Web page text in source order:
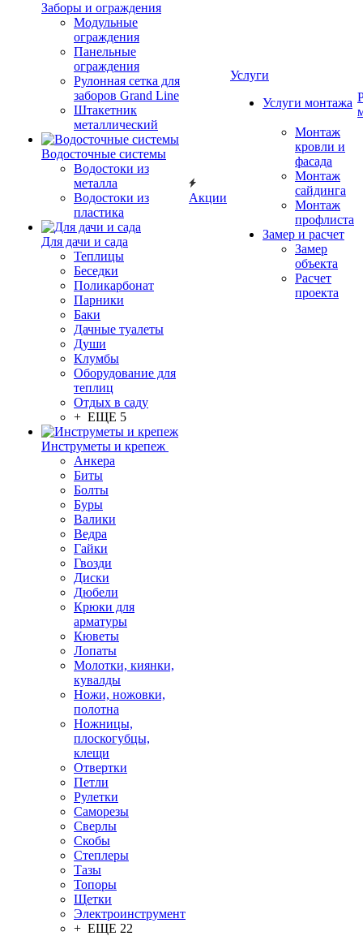
Заборы и ограждения
Модульные
ограждения
Панельные
ограждения
Рулонная сетка для
заборов Grand Line
Штакетник
металлический
Водосточные системы
Водостоки из
металла
Водостоки из
пластика
Для дачи и сада
Теплицы
Беседки
Поликарбонат
Парники
Баки
Дачные туалеты
Души
Клумбы
Оборудование для
теплиц
Отдых в саду
+ ЕЩЕ 5
Инструметы и крепеж
Анкера
Биты
Болты
Буры
Валики
Ведра
Гайки
Гвозди
Диски
Дюбели
Крюки для
арматуры
Кюветы
Лопаты
Молотки, киянки,
кувалды
Ножи, ножовки,
полотна
Ножницы,
плоскогубцы,
клещи
Отвертки
Петли
Рулетки
Саморезы
Сверлы
Скобы
Степлеры
Тазы
Топоры
Щетки
Электроинструмент
+ ЕЩЕ 22
Акции
Услуги
Услуги монтажа
Монтаж
кровли и
фасада
Монтаж
сайдинга
Монтаж
профлиста
Замер и расчет
Замер
объекта
Расчет
проекта